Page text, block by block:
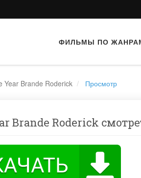
ФИЛЬМЫ ПО
Year Brande Roderick Просмотр
Brande Roderick